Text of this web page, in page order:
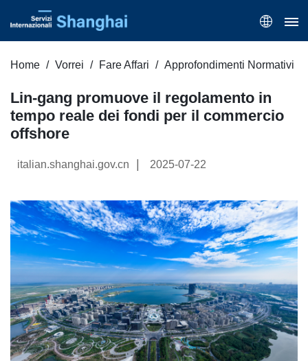
Home Vorrei Fare Affari Approfondimenti Normativi
Lin-gang promuove il regolamento in
tempo reale dei fondi per il commercio
offshore
italian.shanghai.gov.cn | 2025-07-22